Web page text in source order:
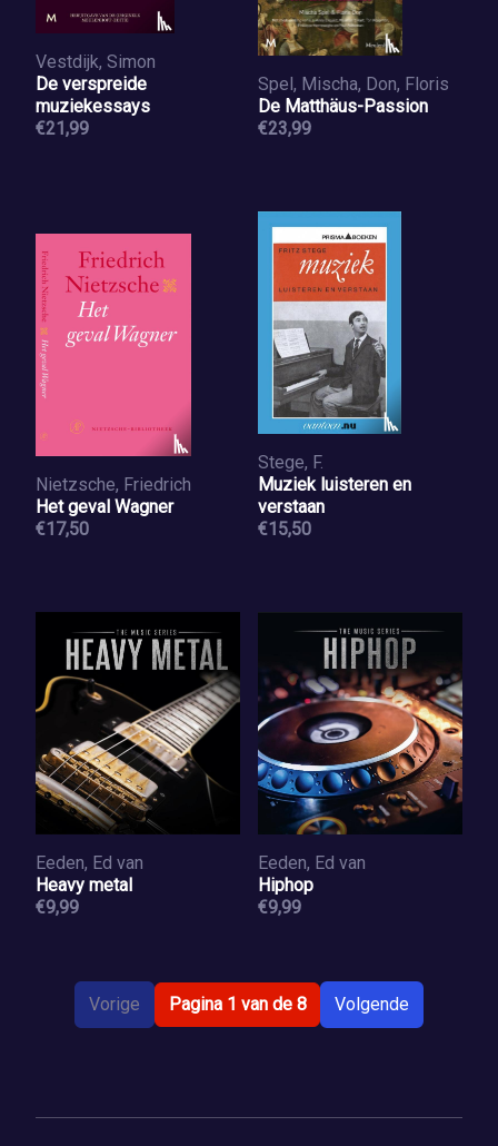
Vestdijk, Simon
De verspreide
muziekessays
€21,99
Spel, Mischa, Don, Floris
De Matthäus-Passion
€23,99
Nietzsche, Friedrich
Het geval Wagner
€17,50
Stege, F.
Muziek luisteren en
verstaan
€15,50
Eeden, Ed van
Heavy metal
€9,99
Eeden, Ed van
Hiphop
€9,99
Vorige Pagina 1 van de 8 Volgende